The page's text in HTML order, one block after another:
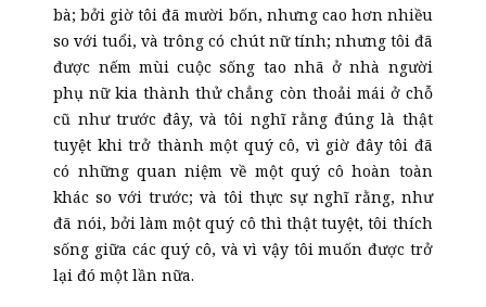
bà; bởi giờ tôi đã mười bốn, nhưng cao hơn nhiều
so với tuổi, và trông có chút nữ tính; nhưng tôi đã
được nếm mùi cuộc sống tao nhã ở nhà người
phụ nữ kia thành thử chẳng còn thoải mái ở chỗ
cũ như trước đây, và tôi nghĩ rằng đúng là thật
tuyệt khi trở thành một quý cô, vì giờ đây tôi đã
có những quan niệm về một quý cô hoàn toàn
khác so với trước; và tôi thực sự nghĩ rằng, như
đã nói, bởi làm một quý cô thì thật tuyệt, tôi thích
sống giữa các quý cô, và vì vậy tôi muốn được trở
lại đó một lần nữa.